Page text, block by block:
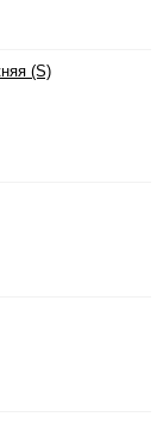
(S)